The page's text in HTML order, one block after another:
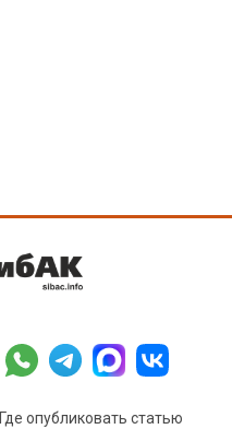
Где опубликовать статью